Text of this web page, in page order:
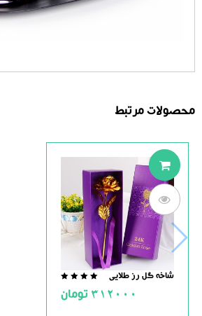
محصولات مرتبط
out
شاخه گل رز طلایی
312000 تومان